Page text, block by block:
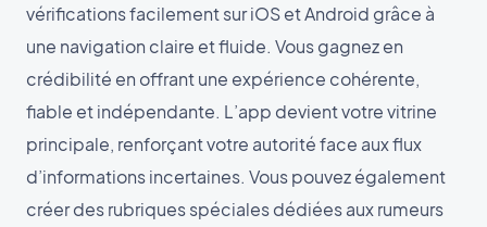
vérifications facilement sur iOS et Android grâce à
une navigation claire et fluide. Vous gagnez en
crédibilité en offrant une expérience cohérente,
fiable et indépendante. L’app devient votre vitrine
principale, renforçant votre autorité face aux flux
d’informations incertaines. Vous pouvez également
créer des rubriques spéciales dédiées aux rumeurs